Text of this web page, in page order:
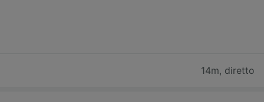
14m, diretto